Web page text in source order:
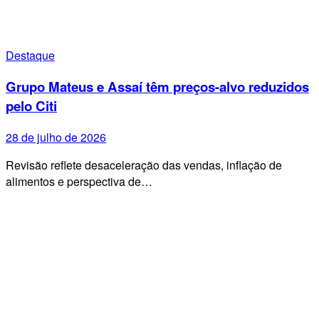
Destaque
Grupo Mateus e Assaí têm preços-alvo reduzidos
pelo Citi
28 de julho de 2026
Revisão reflete desaceleração das vendas, inflação de
alimentos e perspectiva de…